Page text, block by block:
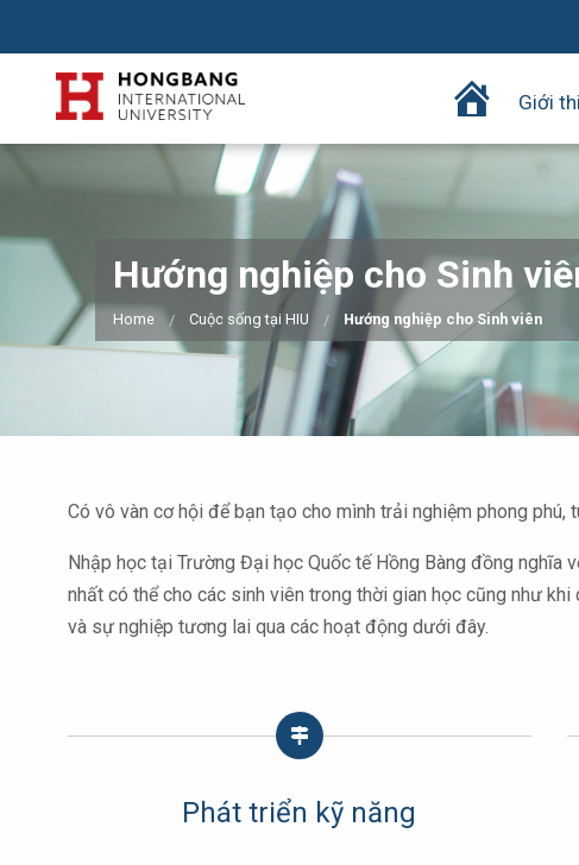
a
h
ủ
Giới
Hướng nghiệp cho Sinh
Home Cuộc sống tại HIU Hướng nghiệp cho Sinh viên
Có vô vàn cơ hội để bạn tạo cho mình trải nghiệm phong
Nhập học tại Trường Đại học Quốc tế Hồng Bàng đồng nghĩa
nhất có thể cho các sinh viên trong thời gian học cũng như
và sự nghiệp tương lai qua các hoạt động dưới đây.
Phát triển kỹ năng